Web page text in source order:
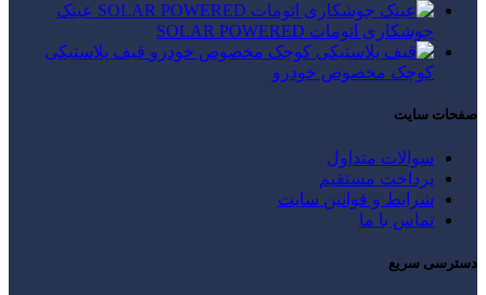
عینک
جوشکاری اتومات SOLAR POWERED
قیف پلاستیکی
کوچک مخصوص خودرو
صفحات سایت
سوالات متداول
پرداخت مستقیم
شرایط و قوانین سایت
تماس با ما
دسترسی سریع